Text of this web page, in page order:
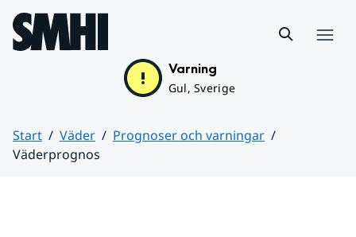
Hoppa till sidans innehåll
Varning
Gul, Sverige
Start Väder
Prognoser och varningar
Väderprognos